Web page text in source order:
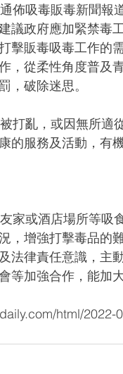
議政府應加緊禁毒
擊販毒吸毒工作的
，從柔性角度普及
，破除迷思。
的服務及活動，有
，增強打擊毒品的
法律責任意識，主
等加強合作，能加
html/2022-